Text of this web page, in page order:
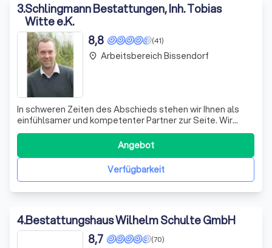
3.Schlingmann Bestattungen, Inh. Tobias
Witte e.K.
(41)
8,8
In schweren Zeiten des Abschieds stehen wir Ihnen als
einfühlsamer und kompetenter Partner zur Seite. Wir
verstehen, dass der Verlust eines geliebten Menschen
oft unerwartet kommt und viele Entscheidungen
erfordert. Mit jahrelanger Erfahrung begleiten wir Sie
durch den gesamten Prozess der Bestattun
Verfügbarkeit
Angebot
place Arbeitsbereich Bissendorf
4.Bestattungshaus Wilhelm Schulte GmbH
(70)
8,7